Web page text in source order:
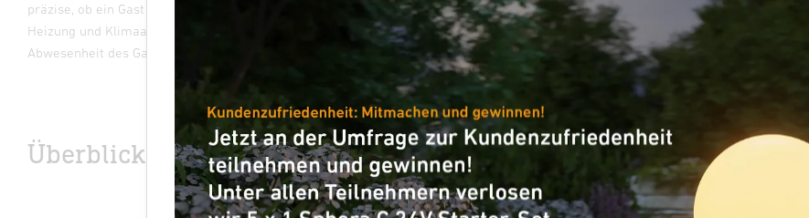
präzise, ob ein Gast in seinem Zimmer ist oder nicht. Entsprechend erfolgt die energieeffiziente Steuerung von
Heizung und Klimaanlage zwischen einem Wohlfühlmodus bei Anwesenheit des Gastes und einem ECO-Modus bei
Abwesenheit des Gastes.
Überblick